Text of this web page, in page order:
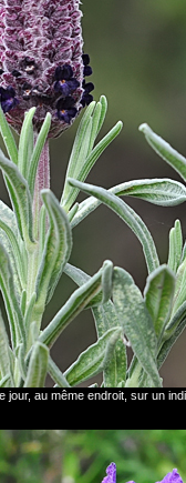
jour, au même endroit, sur un